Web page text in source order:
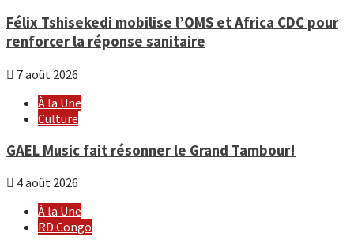
Félix Tshisekedi mobilise l’OMS et Africa CDC pour
renforcer la réponse sanitaire
7 août 2026
À la Une
Culture
GAEL Music fait résonner le Grand Tambour!
4 août 2026
À la Une
RD Congo